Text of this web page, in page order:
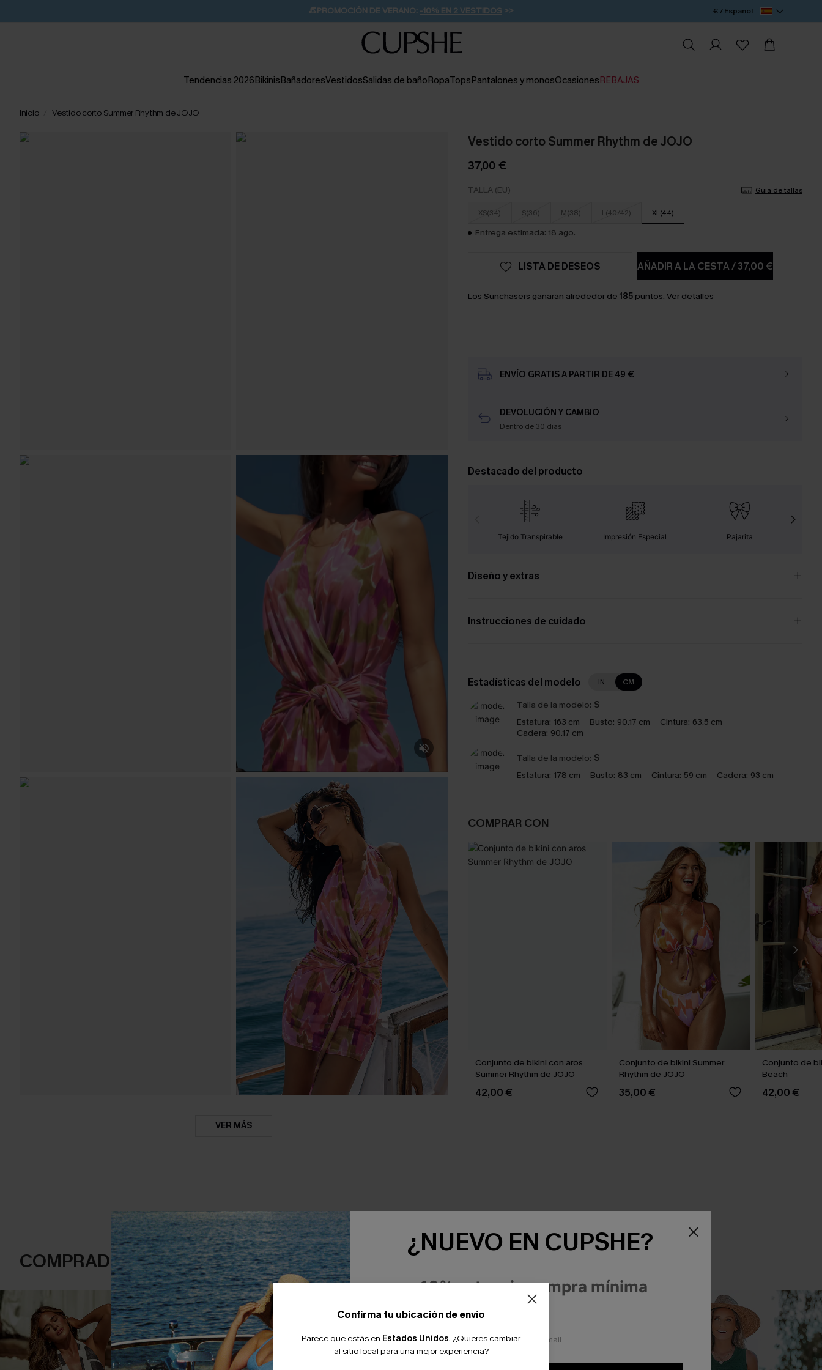
👒PROMOCIÓN DE VERANO: -10% EN 2 VESTIDOS >>
💌¡SUSCRIBIRSE & GANAR -10% EXTRA!
🚚ENVÍO GRATUITO A PARTIR DE 49 € >>
€ / Español
Tendencias 2026BikinisBañadoresVestidosSalidas de bañoRopaTopsPantalones y monosOcasionesREBAJAS
Inicio Vestido corto Summer Rhythm de JOJO
VER MÁS
Vestido corto Summer Rhythm de JOJO
37,00 €
TALLA (EU) Guía de tallas
XS(34) S(36) M(38) L(40/42) XL(44)
Entrega estimada: 18 ago.
AÑADIR A LA CESTA/37,00 €
LISTA DE DESEOS
Los Sunchasers ganarán alrededor de 185puntos. Ver detalles
ENVÍO GRATIS A PARTIR DE 49 €
DEVOLUCIÓN Y CAMBIO
Dentro de 30 días
Destacado del producto
Tejido Transpirable Impresión Especial Pajarita
Diseño y extras
Instrucciones de cuidado
Estadísticas del modelo IN CM
Talla de la modelo: S
Estatura: 163 cm Busto: 90.17 cm Cintura: 63.5 cm
Cadera: 90.17 cm
Talla de la modelo: S
Estatura: 178 cm Busto: 83 cm Cintura: 59 cm Cadera: 93 cm
COMPRAR CON
Conjunto de bikini con aros
Summer Rhythm de JOJO
42,00 €
Conjunto de bikini Summer
Rhythm de JOJO
35,00 €
Conjunto de
Beach
42,00 €
COMPRADOS FRECUENTEMENTE JUNTOS
Confirma tu ubicación de envío
Parece que estás en Estados Unidos. ¿Quieres cambiar
al sitio local para una mejor experiencia?
¿NUEVO EN CUPSHE?
-10% extra sin compra mínima